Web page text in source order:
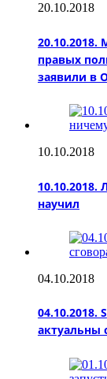
20.10.2018
20.10.2018.
правых
заявили в
10.10.2018
10.10.2018.
научил
04.10.2018
04.10.2018.
актуальны